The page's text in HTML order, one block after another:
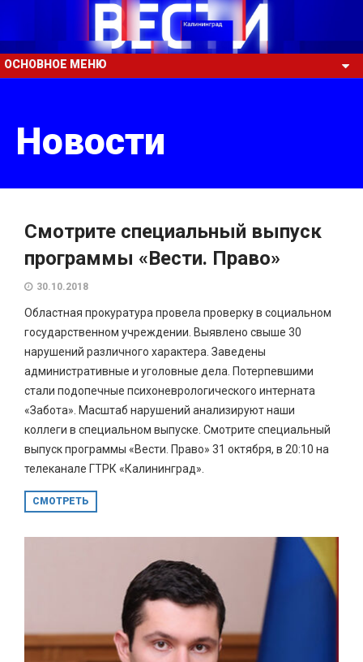
ОСНОВНОЕ МЕНЮ
Новости
Смотрите специальный выпуск
программы «Вести. Право»
30.10.2018
Областная прокуратура провела проверку в социальном
государственном учреждении. Выявлено свыше 30
нарушений различного характера. Заведены
административные и уголовные дела. Потерпевшими
стали подопечные психоневрологического интерната
«Забота». Масштаб нарушений анализируют наши
коллеги в специальном выпуске. Смотрите специальный
выпуск программы «Вести. Право» 31 октября, в 20:10 на
телеканале ГТРК «Калининград».
СМОТРЕТЬ